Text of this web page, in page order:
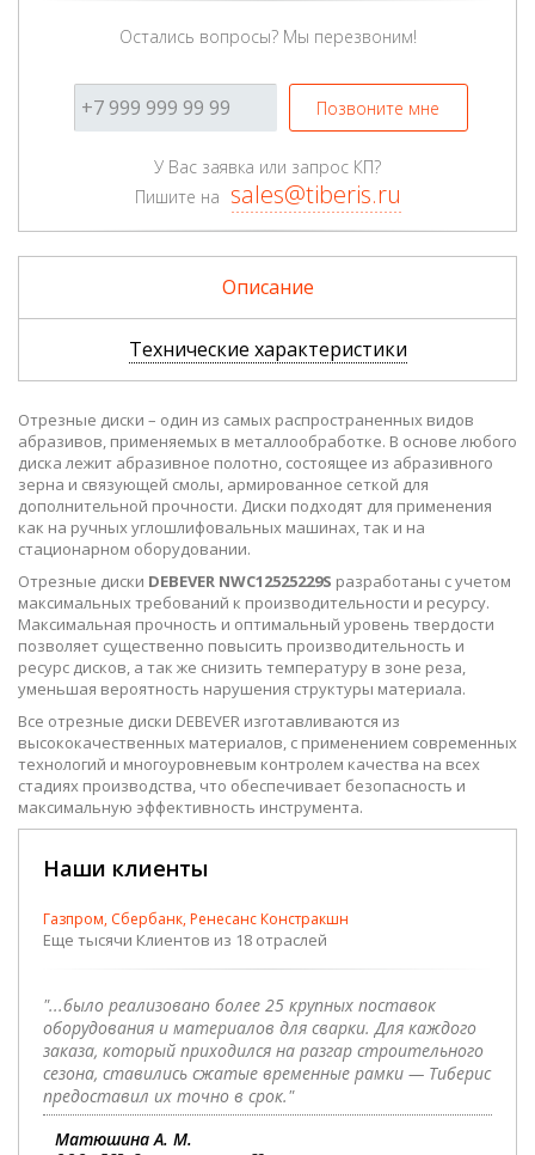
Остались вопросы? Мы перезвоним!
Позвоните мне
У Вас заявка или запрос КП?
Пишите на sales@tiberis.ru
Описание
Технические характеристики
Отрезные диски – один из самых распространенных видов
абразивов, применяемых в металлообработке. В основе любого
диска лежит абразивное полотно, состоящее из абразивного
зерна и связующей смолы, армированное сеткой для
дополнительной прочности. Диски подходят для применения
как на ручных углошлифовальных машинах, так и на
стационарном оборудовании.
Отрезные диски DEBEVER NWC12525229S разработаны с учетом
максимальных требований к производительности и ресурсу.
Максимальная прочность и оптимальный уровень твердости
позволяет существенно повысить производительность и
ресурс дисков, а так же снизить температуру в зоне реза,
уменьшая вероятность нарушения структуры материала.
Все отрезные диски DEBEVER изготавливаются из
высококачественных материалов, с применением современных
технологий и многоуровневым контролем качества на всех
стадиях производства, что обеспечивает безопасность и
максимальную эффективность инструмента.
Наши клиенты
Газпром, Сбербанк, Ренесанс Констракшн
Еще тысячи Клиентов из 18 отраслей
"...было реализовано более 25 крупных поставок
оборудования и материалов для сварки. Для каждого
заказа, который приходился на разгар строительного
сезона, ставились сжатые временные рамки — Тиберис
предоставил их точно в срок."
Матюшина А. М.